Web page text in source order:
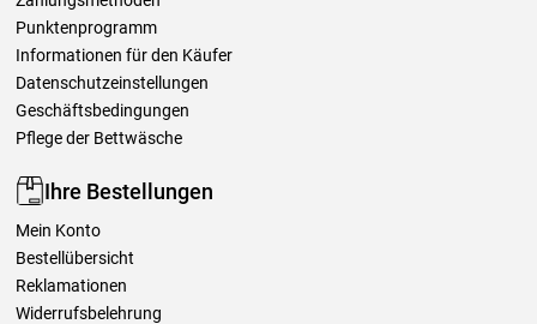
Punktenprogramm
Informationen für den Käufer
Datenschutzeinstellungen
Geschäftsbedingungen
Pflege der Bettwäsche
Ihre Bestellungen
Mein Konto
Bestellübersicht
Reklamationen
Widerrufsbelehrung